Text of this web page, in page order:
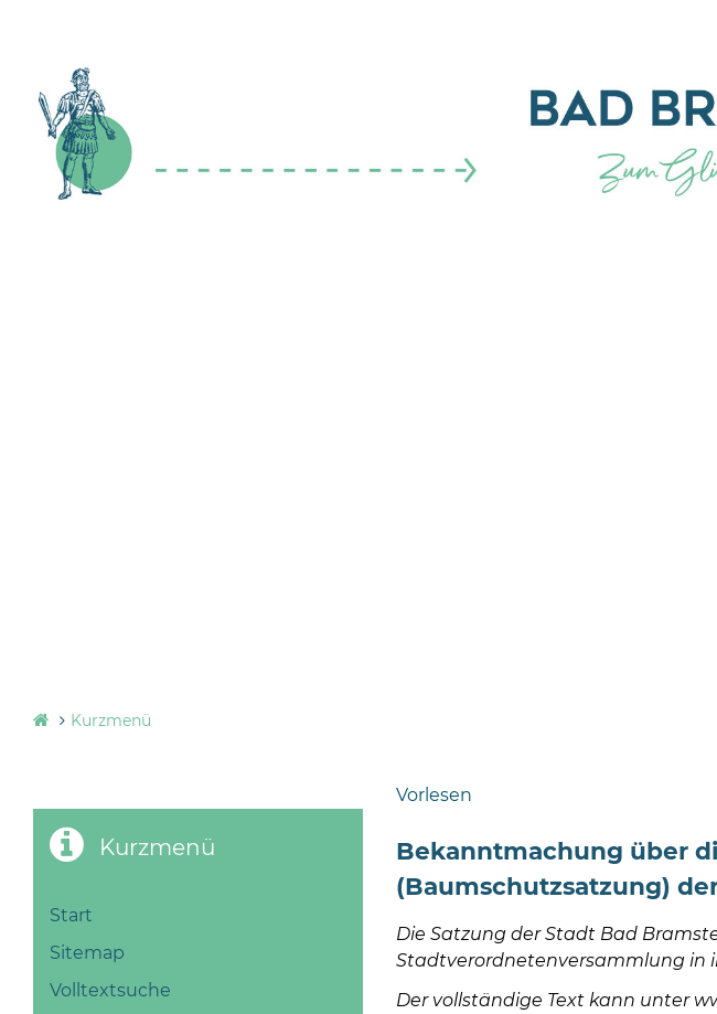
Kurzmenü
Vorlesen
Kurzmenü
Start
Sitemap
Volltextsuche
Bekanntmachung über
(Baumschutzsatzung)
Die Satzung der Stadt Bad
Stadtverordnetenversammlung in
Der vollständige Text kann unter